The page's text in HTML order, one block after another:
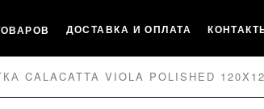
ДОСТАВКА И ОПЛАТА
CALACATTA VIOLA POLISHED